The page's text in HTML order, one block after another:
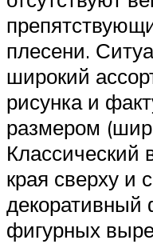
плесени.
широкий
рисунка и
размером
Классический
края сверху и
декоративный
фигурных